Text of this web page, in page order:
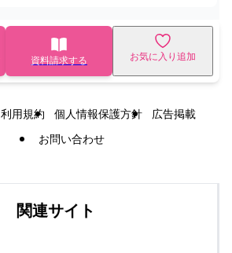
資料請求する お気に入り追加
利用規約 個人情報保護方針
広告掲載
お問い合わせ
関連サイト